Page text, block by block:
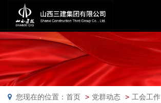
您现在的位置：首页 党群动态 工会工作